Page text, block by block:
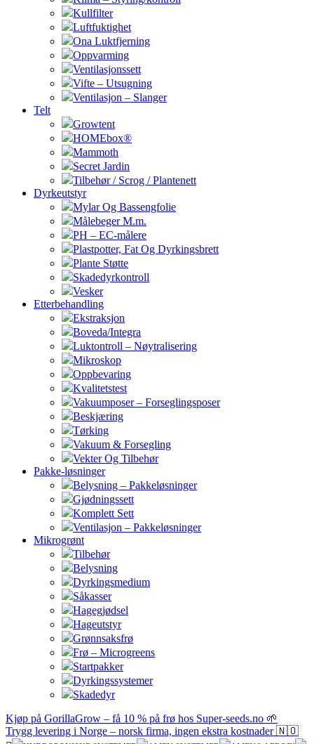
Kullfilter
Luftfuktighet
Ona Luktfjerning
Oppvarming
Ventilasjonssett
Vifte – Utsugning
Ventilasjon – Slanger
Telt
Growtent
HOMEbox®
Mammoth
Secret Jardin
Tilbehør / Scrog / Plantenett
Dyrkeutstyr
Mylar Og Bassengfolie
Målebeger M.m.
PH – EC-målere
Plastpotter, Fat Og Dyrkingsbrett
Plante Støtte
Skadedyrkontroll
Vesker
Etterbehandling
Ekstraksjon
Boveda/Integra
Luktontroll – Nøytralisering
Mikroskop
Oppbevaring
Kvalitetstest
Vakuumposer – Forseglingsposer
Beskjæring
Tørking
Vakuum & Forsegling
Vekter Og Tilbehør
Pakke-løsninger
Belysning – Pakkeløsninger
Gjødningssett
Komplett Sett
Ventilasjon – Pakkeløsninger
Mikrogrønt
Tilbehør
Belysning
Dyrkingsmedium
Såkasser
Hagegjødsel
Hageutstyr
Grønnsaksfrø
Frø – Microgreens
Startpakker
Dyrkingssystemer
Skadedyr
Kjøp på GorillaGrow – få 10 % på frø hos Super-seeds.no 🌱
Trygg levering i Norge – norsk firma, ingen ekstra kostnader 🇳🇴